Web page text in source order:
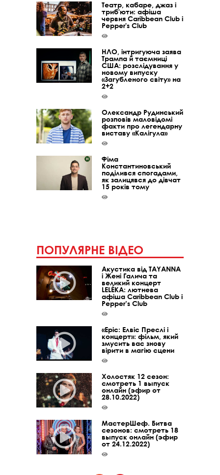
Театр, кабаре, джаз і
триб'юти: афіша
червня Caribbean Club і
Pepper's Club
НЛО, інтригуюча заява
Трампа й таємниці
США: розслідування у
новому випуску
«Загубленого світу» на
2+2
Олександр Рудинський
розповів маловідомі
факти про легендарну
виставу «Калігула»
Фіма
Константиновський
поділився спогадами,
як залицявся до дівчат
15 років тому
ПОПУЛЯРНЕ ВІДЕО
Акустика від TAYANNA
і Жені Галича та
великий концерт
LELÉKA: лютнева
афіша Caribbean Club і
Pepper’s Club
«Epic: Елвіс Преслі і
концерт»: фільм, який
змусить вас знову
вірити в магію сцени
Холостяк 12 сезон:
смотреть 1 выпуск
онлайн (эфир от
28.10.2022)
МастерШеф. Битва
сезонов: смотреть 18
выпуск онлайн (эфир
от 24.12.2022)